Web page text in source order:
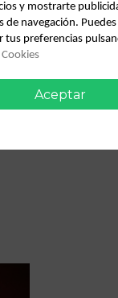
y mostrarte
navegación.
tus preferencias
Aceptar